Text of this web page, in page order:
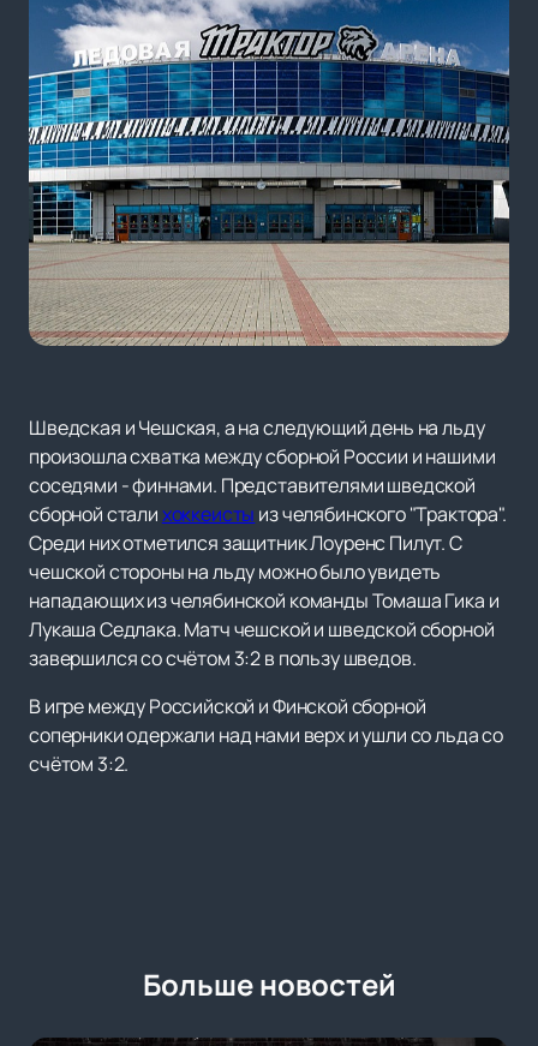
Шведская и Чешская, а на следующий день на льду
произошла схватка между сборной России и нашими
соседями - финнами. Представителями шведской
сборной сталихоккеисты из челябинского "Трактора".
Среди них отметился защитник Лоуренс Пилут. С
чешской стороны на льду можно было увидеть
нападающих из челябинской команды Томаша Гика и
Лукаша Седлака. Матч чешской и шведской сборной
завершился со счётом 3:2 в пользу шведов.
В игре между Российской и Финской сборной
соперники одержали над нами верх и ушли со льда со
счётом 3:2.
Больше новостей